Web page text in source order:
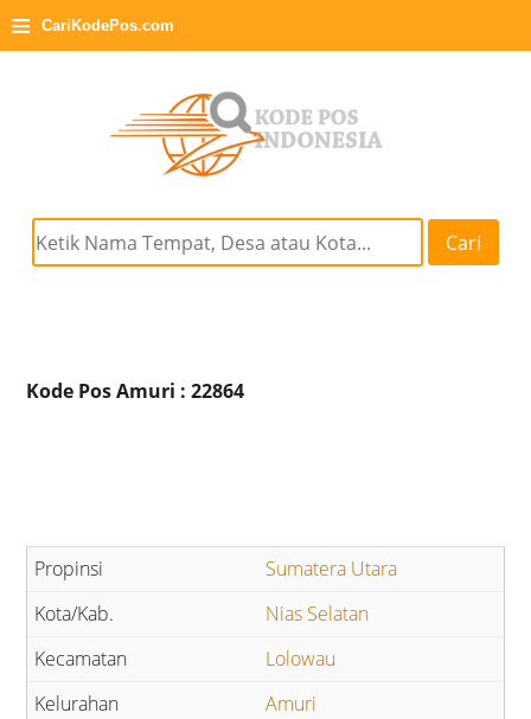
≡ CariKodePos.com
Cari
Kode Pos Amuri : 22864
Sumatera Utara
Nias Selatan
Lolowau
Amuri